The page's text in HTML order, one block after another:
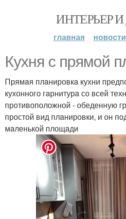
ИНТЕРЬЕР
главная новости
Кухня с прямой
Прямaя плaнировкa кухни
кухонного гaрнитурa со всей
противоположной - обеденную
простой вид плaнировки, и он
мaленькой площaди